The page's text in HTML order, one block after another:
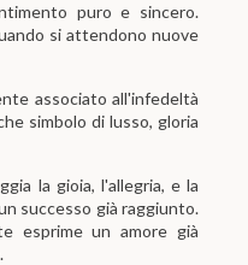
puro e sincero.
si attendono nuove
associato all'infedeltà
simbolo di lusso, gloria
la gioia, l'allegria, e la
successo già raggiunto.
esprime un amore già